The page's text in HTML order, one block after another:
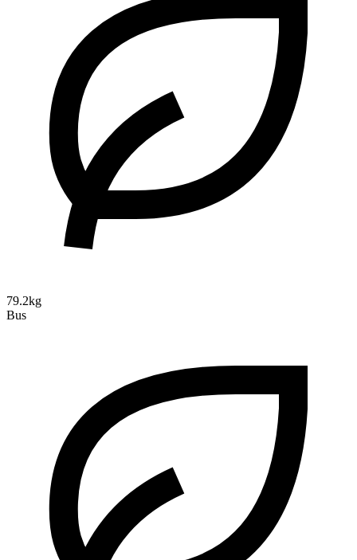
79.2kg
Bus